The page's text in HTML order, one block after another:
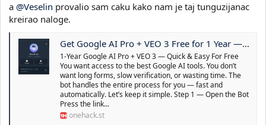
a @Veselin provalio sam caku kako nam je taj tunguzijanac
kreirao naloge.
Get Google AI Pro + VEO 3 Free for 1 Year — No Student ID Needed
1-Year Google AI Pro + VEO 3 — Quick & Easy For Free
You want access to the best Google AI tools. You don’t
want long forms, slow verification, or wasting time. The
bot handles the entire process for you — fast and
automatically. Let’s keep it simple. Step 1 — Open the Bot
Press the link...
onehack.st